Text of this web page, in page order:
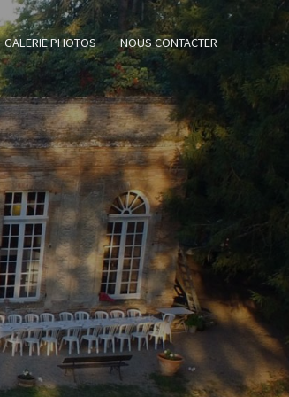
GALERIE PHOTOS NOUS CONTACTER